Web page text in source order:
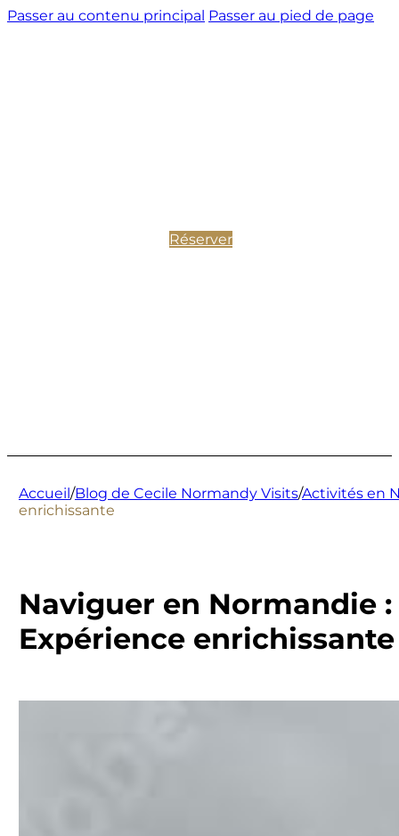
Passer au contenu principal Passer au pied de page
Réserver
Accueil/Blog de Cecile Normandy Visits/Activités en
enrichissante
Naviguer en Normandie
Expérience enrichissante